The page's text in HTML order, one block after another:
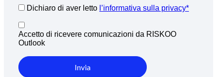
Dichiaro di aver letto l’informativa sulla privacy*
Accetto di ricevere comunicazioni da RISKOO
Outlook
Invia